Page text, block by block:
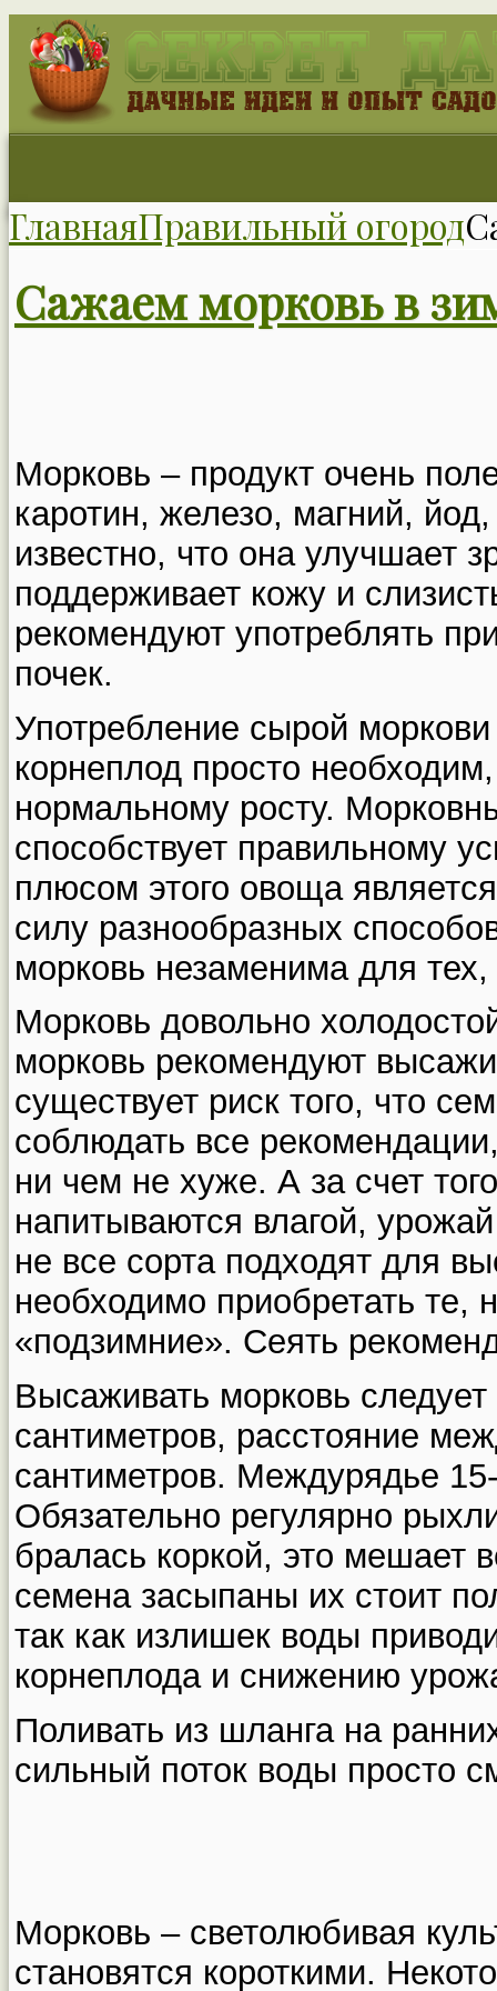
ГлавнаяПравильный огород
Сажаем морковь в
Морковь – продукт очень
каротин, железо, магний,
известно, что она улучшает
поддерживает кожу и
рекомендуют употреблять
почек.
Употребление сырой
корнеплод просто
нормальному росту.
способствует правильному
плюсом этого овоща
силу разнообразных
морковь незаменима для тех,
Морковь довольно
морковь рекомендуют
существует риск того, что
соблюдать все
ни чем не хуже. А за счет
напитываются влагой,
не все сорта подходят для
необходимо приобретать те,
«подзимние». Сеять
Высаживать морковь следует
сантиметров, расстояние
сантиметров. Междурядье
Обязательно регулярно
бралась коркой, это мешает
семена засыпаны их стоит
так как излишек воды
корнеплода и снижению
Поливать из шланга на
сильный поток воды просто
Морковь – светолюбивая
становятся короткими.